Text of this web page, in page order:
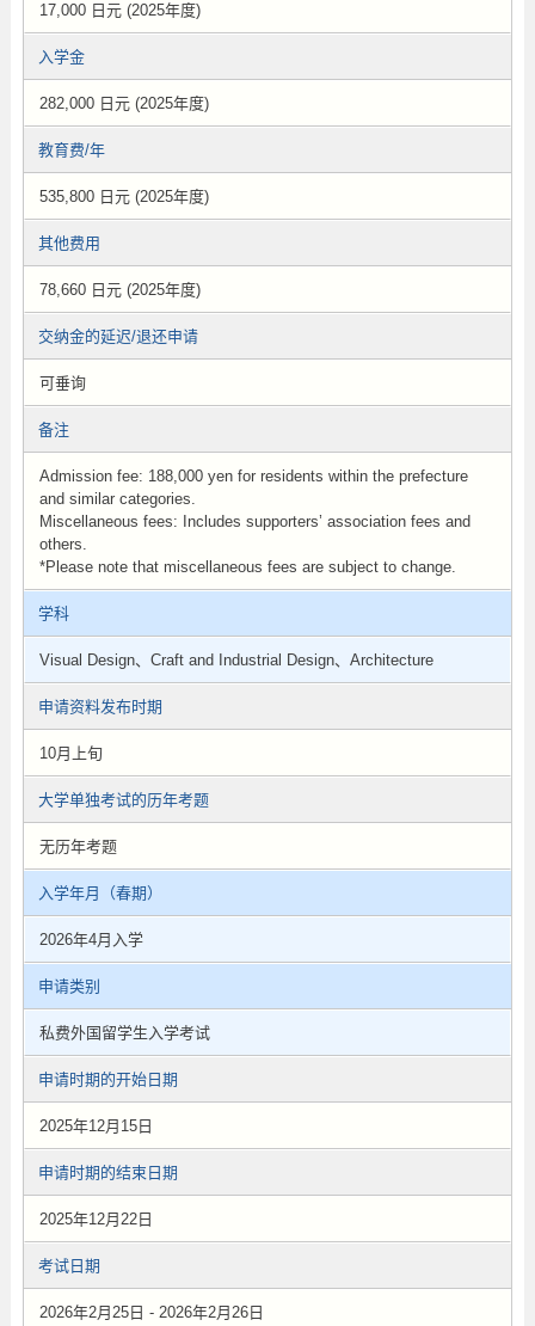
17,000 日元 (2025年度)
入学金
282,000 日元 (2025年度)
教育费/年
535,800 日元 (2025年度)
其他费用
78,660 日元 (2025年度)
交纳金的延迟/退还申请
可垂询
备注
Admission fee: 188,000 yen for residents within the prefecture
and similar categories.
Miscellaneous fees: Includes supporters’ association fees and
others.
*Please note that miscellaneous fees are subject to change.
学科
Visual Design、Craft and Industrial Design、Architecture
申请资料发布时期
10月上旬
大学单独考试的历年考题
无历年考题
入学年月（春期）
2026年4月入学
申请类别
私费外国留学生入学考试
申请时期的开始日期
2025年12月15日
申请时期的结束日期
2025年12月22日
考试日期
2026年2月25日 - 2026年2月26日